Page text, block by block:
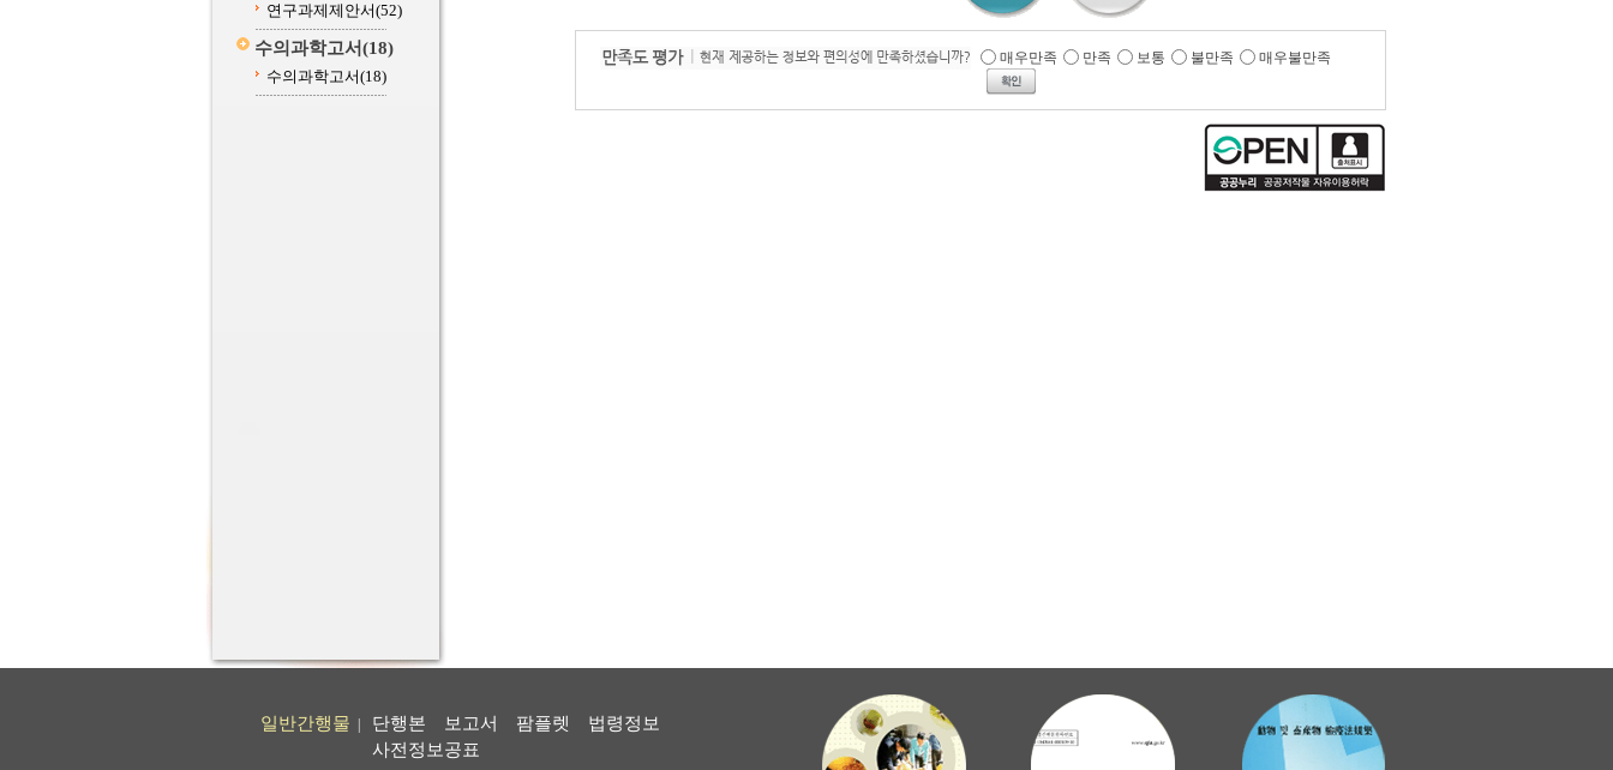
연구과제제안서(52)
수의과학고서(18)
수의과학고서(18)
매우만족 만족 보통 불만족 매우불만족
일반간행물 단행본 보고서 팜플렛
법령정보
사전정보공표